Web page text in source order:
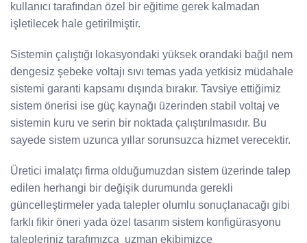
kullanıcı tarafından özel bir eğitime gerek kalmadan
işletilecek hale getirilmiştir.
Sistemin çalıştığı lokasyondaki yüksek orandaki bağıl nem
dengesiz şebeke voltajı sıvı temas yada yetkisiz müdahale
sistemi garanti kapsamı dışında bırakır. Tavsiye ettiğimiz
sistem önerisi ise güç kaynağı üzerinden stabil voltaj ve
sistemin kuru ve serin bir noktada çalıştırılmasıdır. Bu
sayede sistem uzunca yıllar sorunsuzca hizmet verecektir.
Üretici imalatçı firma olduğumuzdan sistem üzerinde talep
edilen herhangi bir değişik durumunda gerekli
güncelleştirmeler yada talepler olumlu sonuçlanacağı gibi
farklı fikir öneri yada özel tasarım sistem konfigürasyonu
talepleriniz tarafımızca uzman ekibimizce